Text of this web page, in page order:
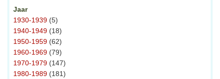
Jaar
1930-1939 (5)
1940-1949 (18)
1950-1959 (62)
1960-1969 (79)
1970-1979 (147)
1980-1989 (181)